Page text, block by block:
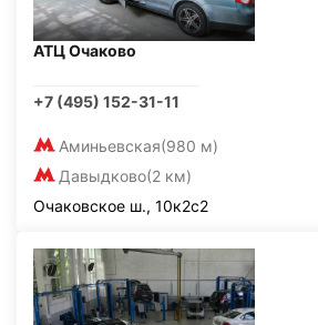
АТЦ Очаково
+7 (495) 152-31-11
Аминьевская(980 м)
Давыдково(2 км)
Очаковское ш., 10к2с2